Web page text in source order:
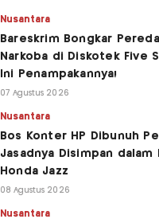
Nusantara
Bareskrim Bongkar
Narkoba di Diskotek Five
Ini Penampakannya!
07 Agustus 2026
Nusantara
Bos Konter HP Dibunuh
Jasadnya Disimpan dalam
Honda Jazz
08 Agustus 2026
Nusantara